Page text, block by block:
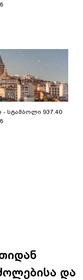
- სტამბოლი 937.40
და